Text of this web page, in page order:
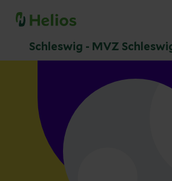
Schleswig - MVZ